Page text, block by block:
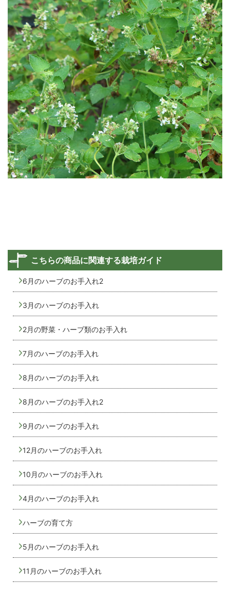
こちらの商品に関連する栽培ガイド
6月のハーブのお手入れ2
3月のハーブのお手入れ
2月の野菜・ハーブ類のお手入れ
7月のハーブのお手入れ
8月のハーブのお手入れ
8月のハーブのお手入れ2
9月のハーブのお手入れ
12月のハーブのお手入れ
10月のハーブのお手入れ
4月のハーブのお手入れ
ハーブの育て方
5月のハーブのお手入れ
11月のハーブのお手入れ